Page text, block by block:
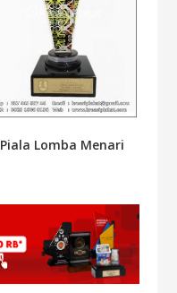
Piala Lomba Menari